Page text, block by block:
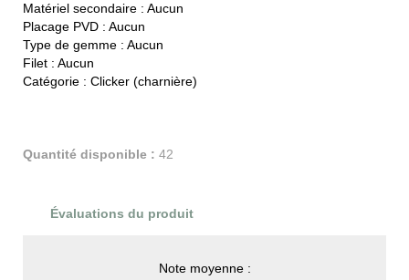
Matériel secondaire : Aucun
Placage PVD : Aucun
Type de gemme : Aucun
Filet : Aucun
Catégorie : Clicker (charnière)
Quantité disponible : 42
Évaluations du produit
Note moyenne :